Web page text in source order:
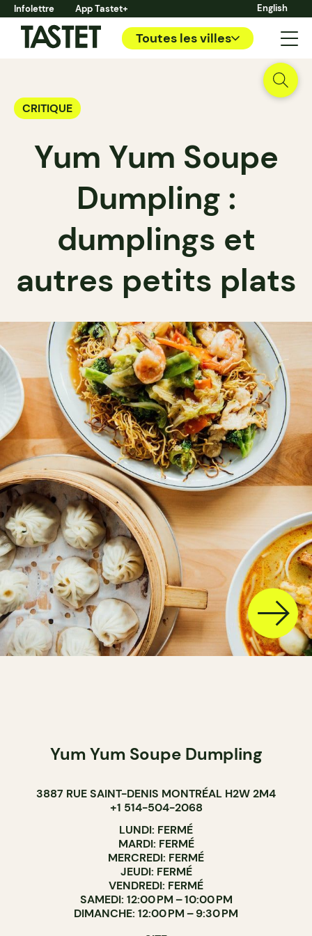
Infolettre App Tastet+ English
Toutes les villes
CRITIQUE
Yum Yum Soupe
Dumpling :
dumplings et
autres petits plats
Yum Yum Soupe Dumpling
3887 RUE SAINT-DENIS MONTRÉAL H2W 2M4
+1 514-504-2068
LUNDI: FERMÉ
MARDI: FERMÉ
MERCREDI: FERMÉ
JEUDI: FERMÉ
VENDREDI: FERMÉ
SAMEDI: 12:00 PM – 10:00 PM
DIMANCHE: 12:00 PM – 9:30 PM